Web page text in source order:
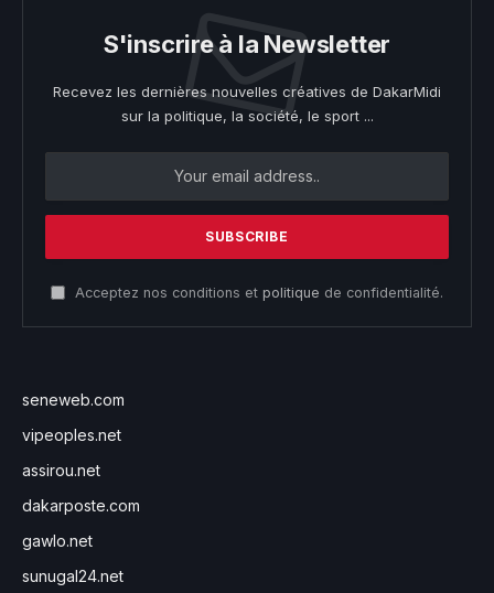
S'inscrire à la Newsletter
Recevez les dernières nouvelles créatives de DakarMidi
sur la politique, la société, le sport ...
Acceptez nos conditions et politique de confidentialité.
seneweb.com
vipeoples.net
assirou.net
dakarposte.com
gawlo.net
sunugal24.net